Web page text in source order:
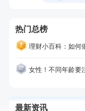
热门总榜
理财小百科：如何
女性！不同年龄要注意这些疾
最新资讯